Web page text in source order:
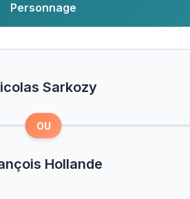
Personnage
Sarkozy
OU
Hollande